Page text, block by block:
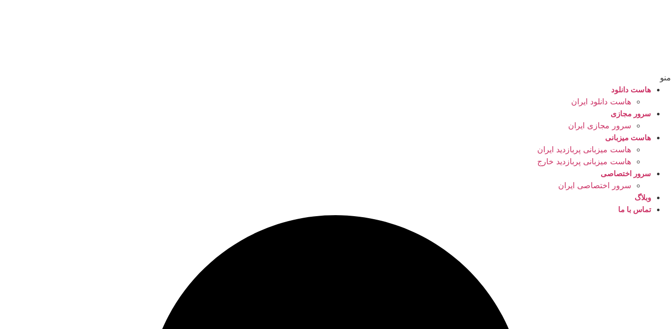
منو
هاست دانلود
هاست دانلود ایران
سرور مجازی
سرور مجازی ایران
هاست میزبانی
هاست میزبانی پربازدید ایران
هاست میزبانی پربازدید خارج
سرور اختصاصی
سرور اختصاصی ایران
وبلاگ
تماس با ما